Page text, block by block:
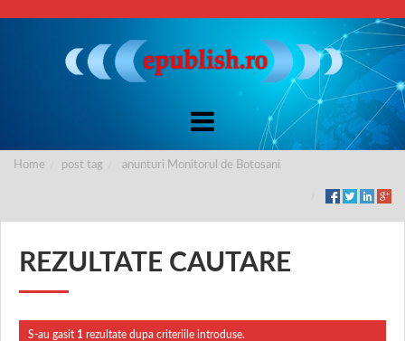
Home post tag anunturi Monitorul de Botosani
REZULTATE CAUTARE
S-au gasit 1 rezultate dupa criteriile introduse.